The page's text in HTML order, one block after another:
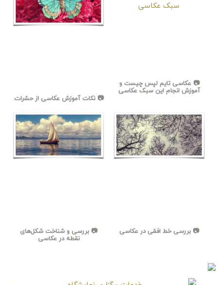
📷 عکاسی تایم لپس چیست و
آموزش انجام این سبک عکاسی
📷 نکات آموزش عکاسی از حشرات
📷 بررسی خط افقی در عکاسی
📷 بررسی و شناخت شکل‌های
نقطه‌ در عکاسی